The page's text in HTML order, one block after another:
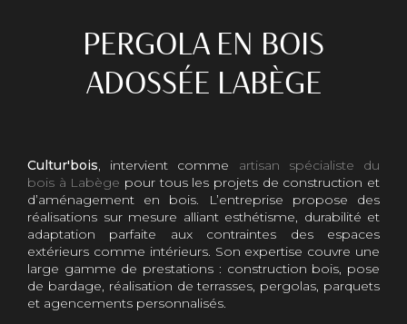
PERGOLA EN BOIS
ADOSSÉE LABÈGE
Cultur'bois, intervient comme artisan spécialiste du
bois à Labège pour tous les projets de construction et
d’aménagement en bois. L’entreprise propose des
réalisations sur mesure alliant esthétisme, durabilité et
adaptation parfaite aux contraintes des espaces
extérieurs comme intérieurs. Son expertise couvre une
large gamme de prestations : construction bois, pose
de bardage, réalisation de terrasses, pergolas, parquets
et agencements personnalisés.